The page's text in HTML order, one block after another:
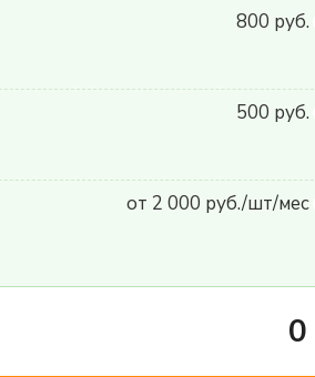
800 руб.
500 руб.
от 2 000 руб./шт/мес
0